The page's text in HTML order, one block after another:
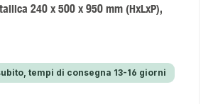
240 x 500 x 950 mm (HxLxP),
tempi di consegna 13-16 giorni